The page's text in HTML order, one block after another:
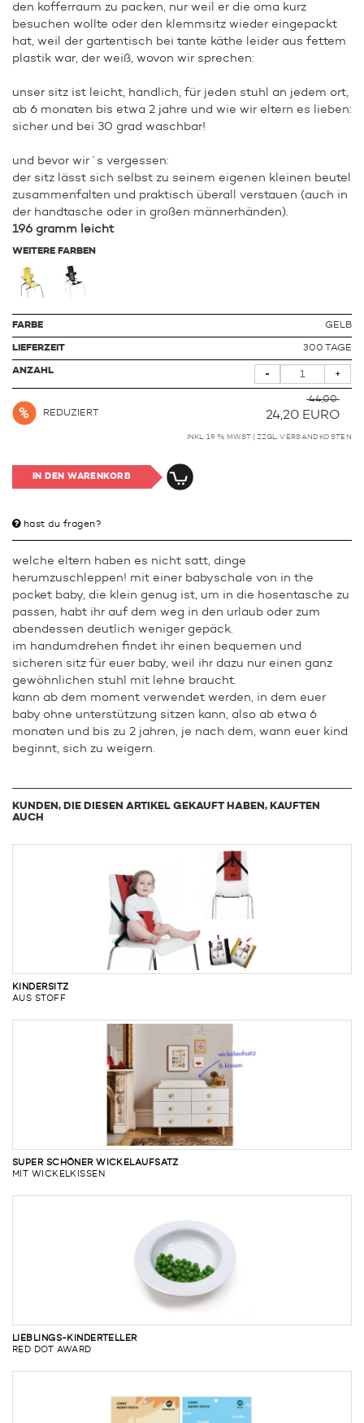
den kofferraum zu packen, nur weil er die oma kurz
besuchen wollte oder den klemmsitz wieder eingepackt
hat, weil der gartentisch bei tante käthe leider aus fettem
plastik war, der weiß, wovon wir sprechen:
unser sitz ist leicht, handlich, für jeden stuhl an jedem ort,
ab 6 monaten bis etwa 2 jahre und wie wir eltern es lieben:
sicher und bei 30 grad waschbar!
und bevor wir´s vergessen:
der sitz lässt sich selbst zu seinem eigenen kleinen beutel
zusammenfalten und praktisch überall verstauen (auch in
der handtasche oder in großen männerhänden).
196 gramm leicht
WEITERE FARBEN
FARBE GELB
LIEFERZEIT 300 TAGE
ANZAHL - +
REDUZIERT
44,00
24,20 EURO
INKL. 19 % MWST | ZZGL.VERSANDKOSTEN
IN DEN WARENKORB
hast du fragen?
welche eltern haben es nicht satt, dinge
herumzuschleppen! mit einer babyschale von in the
pocket baby, die klein genug ist, um in die hosentasche zu
passen, habt ihr auf dem weg in den urlaub oder zum
abendessen deutlich weniger gepäck.
im handumdrehen findet ihr einen bequemen und
sicheren sitz für euer baby, weil ihr dazu nur einen ganz
gewöhnlichen stuhl mit lehne braucht.
kann ab dem moment verwendet werden, in dem euer
baby ohne unterstützung sitzen kann, also ab etwa 6
monaten und bis zu 2 jahren, je nach dem, wann euer kind
beginnt, sich zu weigern.
KUNDEN, DIE DIESEN ARTIKEL GEKAUFT HABEN, KAUFTEN
AUCH
KINDERSITZ
AUS STOFF
SUPER SCHÖNER WICKELAUFSATZ
MIT WICKELKISSEN
LIEBLINGS-KINDERTELLER
RED DOT AWARD